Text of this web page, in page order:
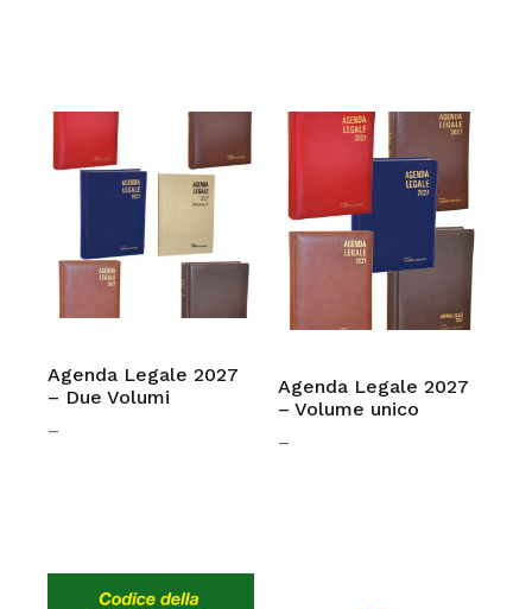
Agenda Legale 2027
– Due Volumi
–
Agenda Legale 2027
– Volume unico
–